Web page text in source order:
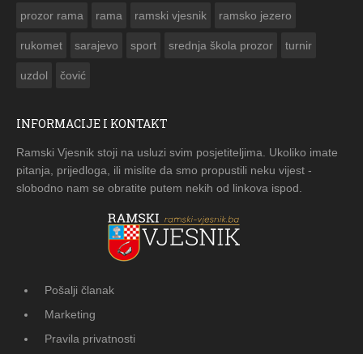
prozor rama rama ramski vjesnik ramsko jezero
rukomet sarajevo sport srednja škola prozor turnir
uzdol čović
INFORMACIJE I KONTAKT
Ramski Vjesnik stoji na usluzi svim posjetiteljima. Ukoliko imate
pitanja, prijedloga, ili mislite da smo propustili neku vijest -
slobodno nam se obratite putem nekih od linkova ispod.
Pošalji članak
Marketing
Pravila privatnosti